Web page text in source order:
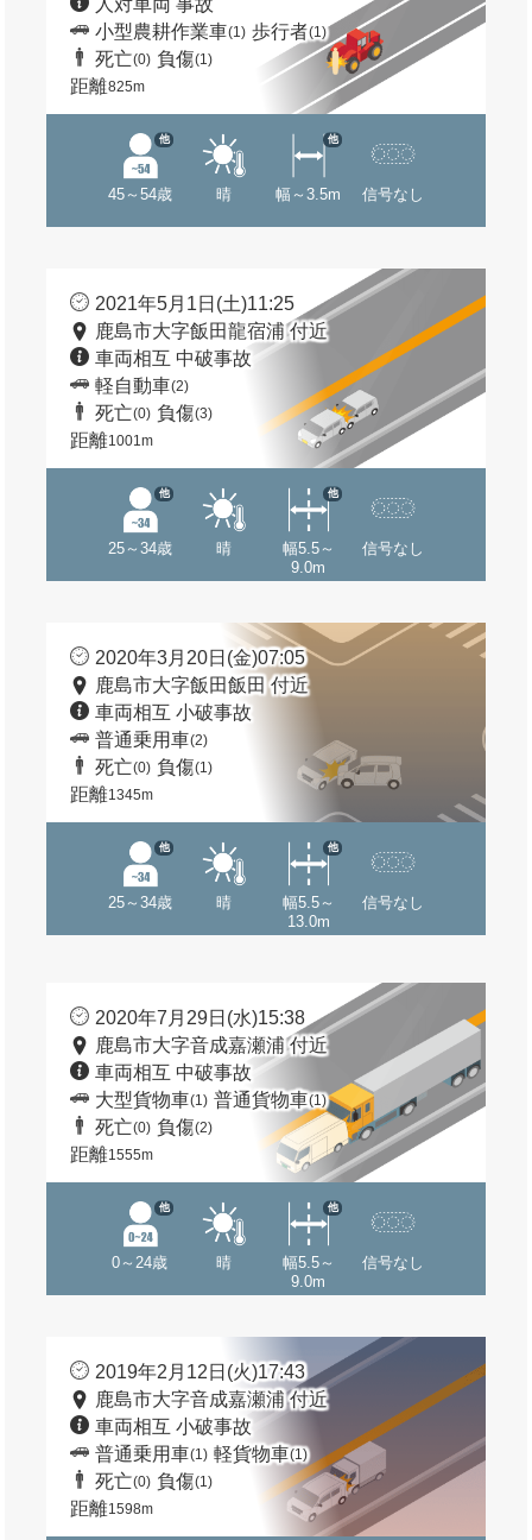
人対車両 事故
小型農耕作業車(1) 歩行者(1)
死亡(0) 負傷(1)
距離825m
45～54歳
他
晴 幅～3.5m
他
信号なし
2021年5月1日(土)11:25
鹿島市大字飯田龍宿浦 付近
車両相互 中破事故
軽自動車(2)
死亡(0) 負傷(3)
距離1001m
25～34歳
他
晴
幅5.5～
9.0m
他
信号なし
2020年3月20日(金)07:05
鹿島市大字飯田飯田 付近
車両相互 小破事故
普通乗用車(2)
死亡(0) 負傷(1)
距離1345m
25～34歳
他
晴
幅5.5～
13.0m
他
信号なし
2020年7月29日(水)15:38
鹿島市大字音成嘉瀬浦 付近
車両相互 中破事故
大型貨物車(1) 普通貨物車(1)
死亡(0) 負傷(2)
距離1555m
0～24歳
他
晴
幅5.5～
9.0m
他
信号なし
2019年2月12日(火)17:43
鹿島市大字音成嘉瀬浦 付近
車両相互 小破事故
普通乗用車(1) 軽貨物車(1)
死亡(0) 負傷(1)
距離1598m